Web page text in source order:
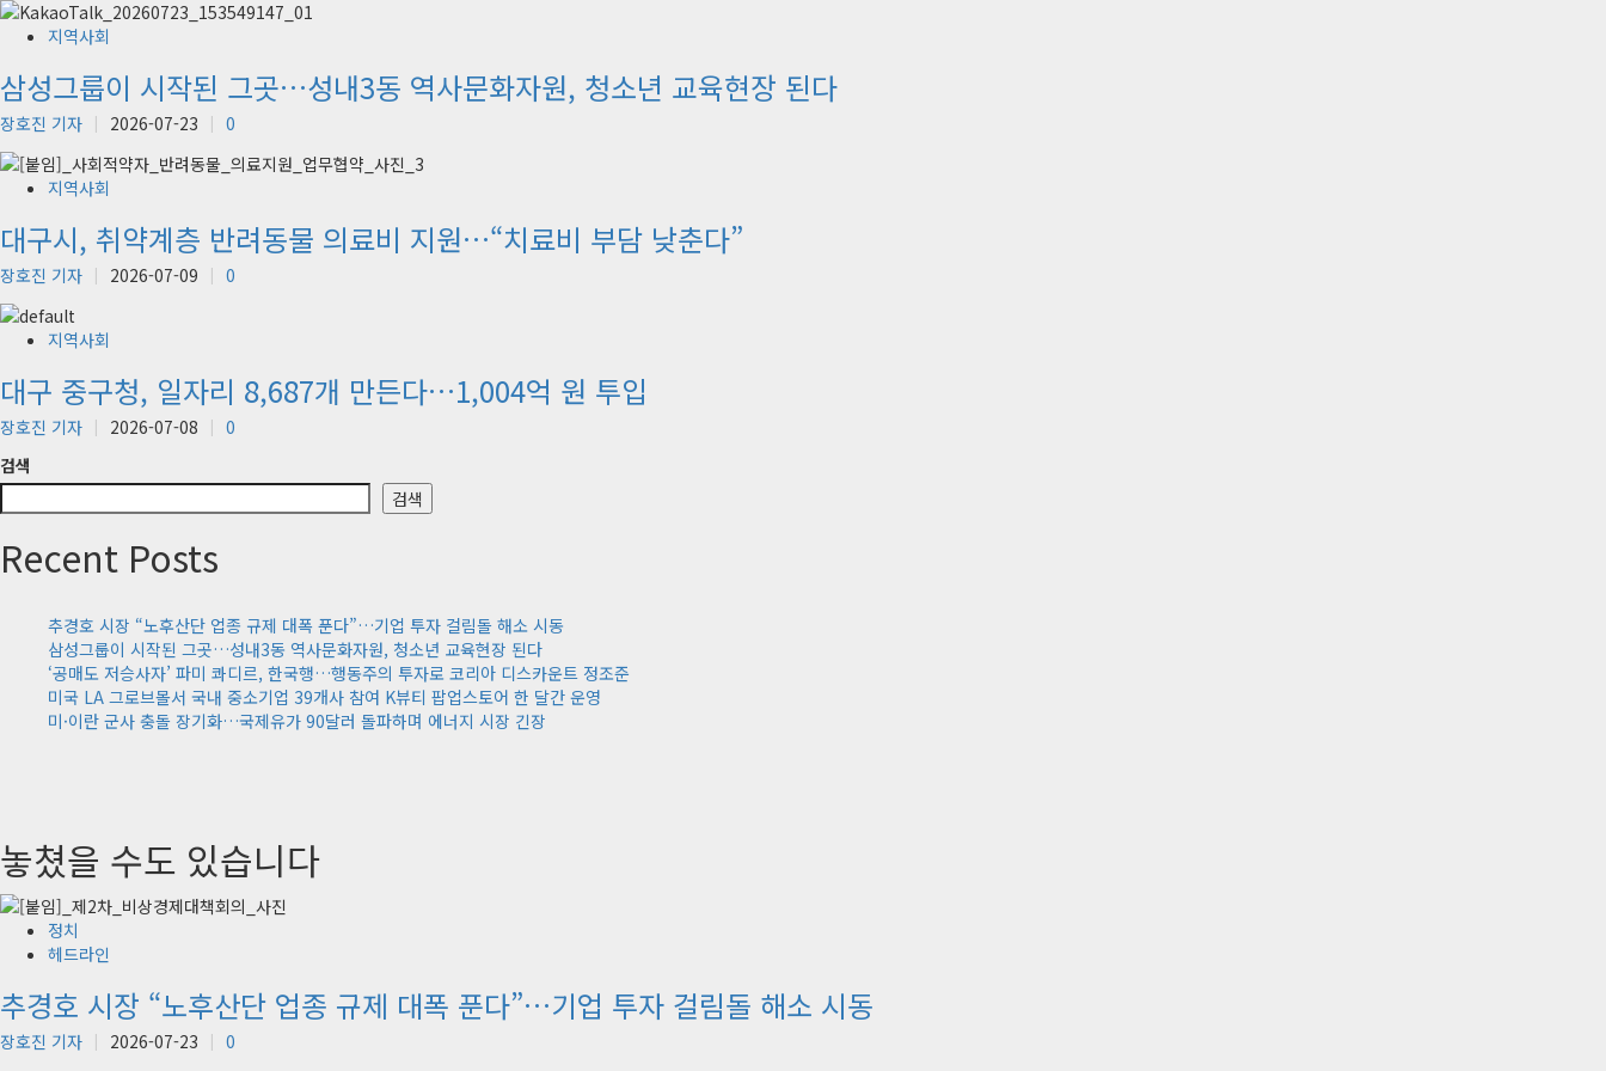
지역사회
삼성그룹이 시작된 그곳…성내3동 역사문화자원, 청소년 교육현장 된다
장호진 기자 2026-07-23 0
지역사회
대구시, 취약계층 반려동물 의료비 지원…“치료비 부담 낮춘다”
장호진 기자 2026-07-09 0
지역사회
대구 중구청, 일자리 8,687개 만든다…1,004억 원 투입
장호진 기자 2026-07-08
0
검색
검색
Recent Posts
추경호 시장 “노후산단 업종 규제 대폭 푼다”…기업 투자 걸림돌 해소 시동
삼성그룹이 시작된 그곳…성내3동 역사문화자원, 청소년 교육현장 된다
‘공매도 저승사자’ 파미 콰디르, 한국행…행동주의 투자로 코리아 디스카운트 정조준
미국 LA 그로브몰서 국내 중소기업 39개사 참여 K뷰티 팝업스토어 한 달간 운영
미·이란 군사 충돌 장기화…국제유가 90달러 돌파하며 에너지 시장 긴장
놓쳤을 수도 있습니다
정치
헤드라인
추경호 시장 “노후산단 업종 규제 대폭 푼다”…기업 투자 걸림돌 해소 시동
장호진 기자 2026-07-23 0